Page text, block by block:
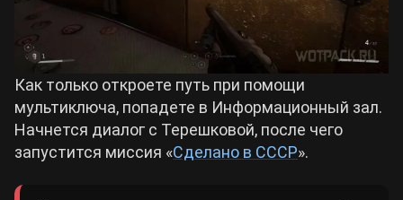
Как только откроете путь при помощи
мультиключа, попадете в Информационный зал.
Начнется диалог с Терешковой, после чего
запустится миссия «Сделано в СССР».